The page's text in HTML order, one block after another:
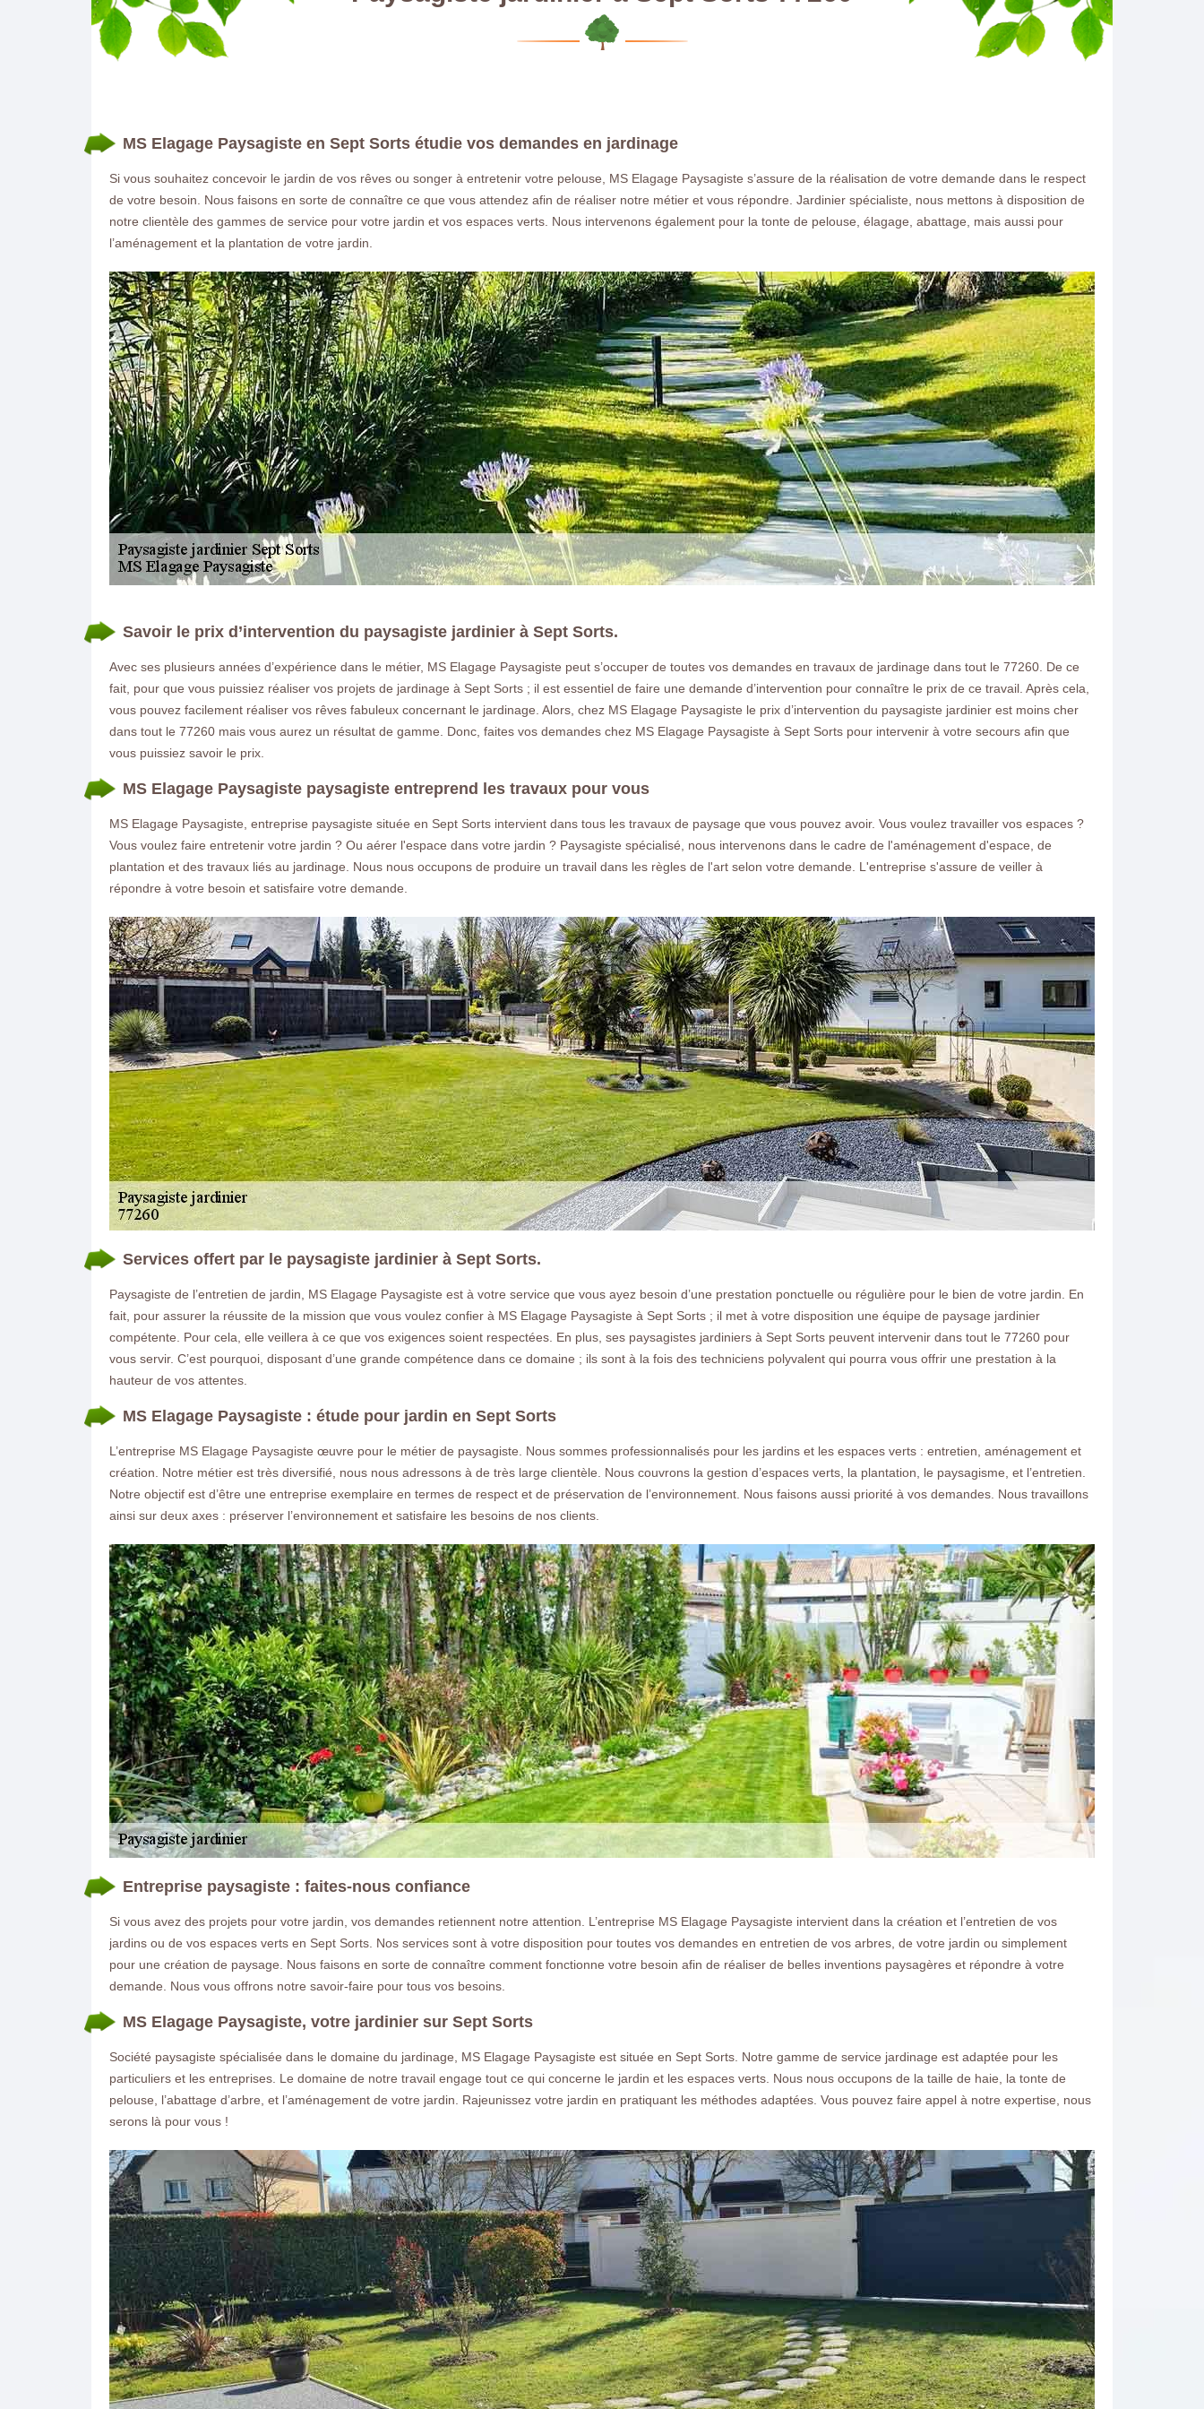
DEMANDE DE DEVIS GRATUIT
ON VOUS RAPPELLE GRATUITEMENT
LA RÉFÉRENCE EN ELAGAGE
déplace dans tout le 77 en Seine et marne pour vous conseiller et
Nos réalisations Nous contacter
MS Elagage Paysagiste en Sept Sorts étudie vos demandes en jardinage
Si vous souhaitez concevoir le jardin de vos rêves ou songer à entretenir votre pelouse, MS Elagage Paysagiste s’assure de la réalisation de votre demande dans le respect
de votre besoin. Nous faisons en sorte de connaître ce que vous attendez afin de réaliser notre métier et vous répondre. Jardinier spécialiste, nous mettons à disposition de
notre clientèle des gammes de service pour votre jardin et vos espaces verts. Nous intervenons également pour la tonte de pelouse, élagage, abattage, mais aussi pour
l’aménagement et la plantation de votre jardin.
Savoir le prix d’intervention du paysagiste jardinier à Sept Sorts.
Avec ses plusieurs années d’expérience dans le métier, MS Elagage Paysagiste peut s’occuper de toutes vos demandes en travaux de jardinage dans tout le 77260. De ce
fait, pour que vous puissiez réaliser vos projets de jardinage à Sept Sorts ; il est essentiel de faire une demande d’intervention pour connaître le prix de ce travail. Après cela,
vous pouvez facilement réaliser vos rêves fabuleux concernant le jardinage. Alors, chez MS Elagage Paysagiste le prix d’intervention du paysagiste jardinier est moins cher
dans tout le 77260 mais vous aurez un résultat de gamme. Donc, faites vos demandes chez MS Elagage Paysagiste à Sept Sorts pour intervenir à votre secours afin que
vous puissiez savoir le prix.
MS Elagage Paysagiste paysagiste entreprend les travaux pour vous
MS Elagage Paysagiste, entreprise paysagiste située en Sept Sorts intervient dans tous les travaux de paysage que vous pouvez avoir. Vous voulez travailler vos espaces ?
Vous voulez faire entretenir votre jardin ? Ou aérer l'espace dans votre jardin ? Paysagiste spécialisé, nous intervenons dans le cadre de l'aménagement d'espace, de
plantation et des travaux liés au jardinage. Nous nous occupons de produire un travail dans les règles de l'art selon votre demande. L'entreprise s'assure de veiller à
répondre à votre besoin et satisfaire votre demande.
Services offert par le paysagiste jardinier à Sept Sorts.
Paysagiste de l’entretien de jardin, MS Elagage Paysagiste est à votre service que vous ayez besoin d’une prestation ponctuelle ou régulière pour le bien de votre jardin. En
fait, pour assurer la réussite de la mission que vous voulez confier à MS Elagage Paysagiste à Sept Sorts ; il met à votre disposition une équipe de paysage jardinier
compétente. Pour cela, elle veillera à ce que vos exigences soient respectées. En plus, ses paysagistes jardiniers à Sept Sorts peuvent intervenir dans tout le 77260 pour
vous servir. C’est pourquoi, disposant d’une grande compétence dans ce domaine ; ils sont à la fois des techniciens polyvalent qui pourra vous offrir une prestation à la
hauteur de vos attentes.
MS Elagage Paysagiste : étude pour jardin en Sept Sorts
L’entreprise MS Elagage Paysagiste œuvre pour le métier de paysagiste. Nous sommes professionnalisés pour les jardins et les espaces verts : entretien, aménagement et
création. Notre métier est très diversifié, nous nous adressons à de très large clientèle. Nous couvrons la gestion d’espaces verts, la plantation, le paysagisme, et l’entretien.
Notre objectif est d’être une entreprise exemplaire en termes de respect et de préservation de l’environnement. Nous faisons aussi priorité à vos demandes. Nous travaillons
ainsi sur deux axes : préserver l’environnement et satisfaire les besoins de nos clients.
Entreprise paysagiste : faites-nous confiance
Si vous avez des projets pour votre jardin, vos demandes retiennent notre attention. L’entreprise MS Elagage Paysagiste intervient dans la création et l’entretien de vos
jardins ou de vos espaces verts en Sept Sorts. Nos services sont à votre disposition pour toutes vos demandes en entretien de vos arbres, de votre jardin ou simplement
pour une création de paysage. Nous faisons en sorte de connaître comment fonctionne votre besoin afin de réaliser de belles inventions paysagères et répondre à votre
demande. Nous vous offrons notre savoir-faire pour tous vos besoins.
MS Elagage Paysagiste, votre jardinier sur Sept Sorts
Société paysagiste spécialisée dans le domaine du jardinage, MS Elagage Paysagiste est située en Sept Sorts. Notre gamme de service jardinage est adaptée pour les
particuliers et les entreprises. Le domaine de notre travail engage tout ce qui concerne le jardin et les espaces verts. Nous nous occupons de la taille de haie, la tonte de
pelouse, l’abattage d’arbre, et l’aménagement de votre jardin. Rajeunissez votre jardin en pratiquant les méthodes adaptées. Vous pouvez faire appel à notre expertise, nous
serons là pour vous !